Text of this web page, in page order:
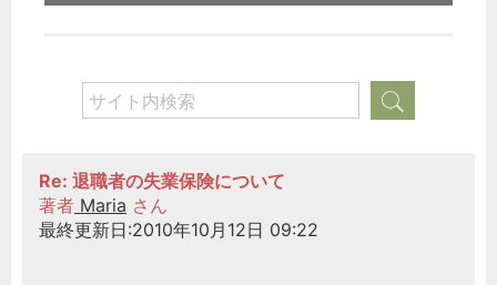
Re: 退職者の失業保険について
著者 Maria さん
最終更新日:2010年10月12日 09:22